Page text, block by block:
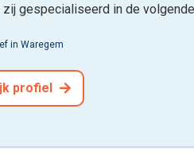
gespecialiseerd in de
in Waregem
profiel